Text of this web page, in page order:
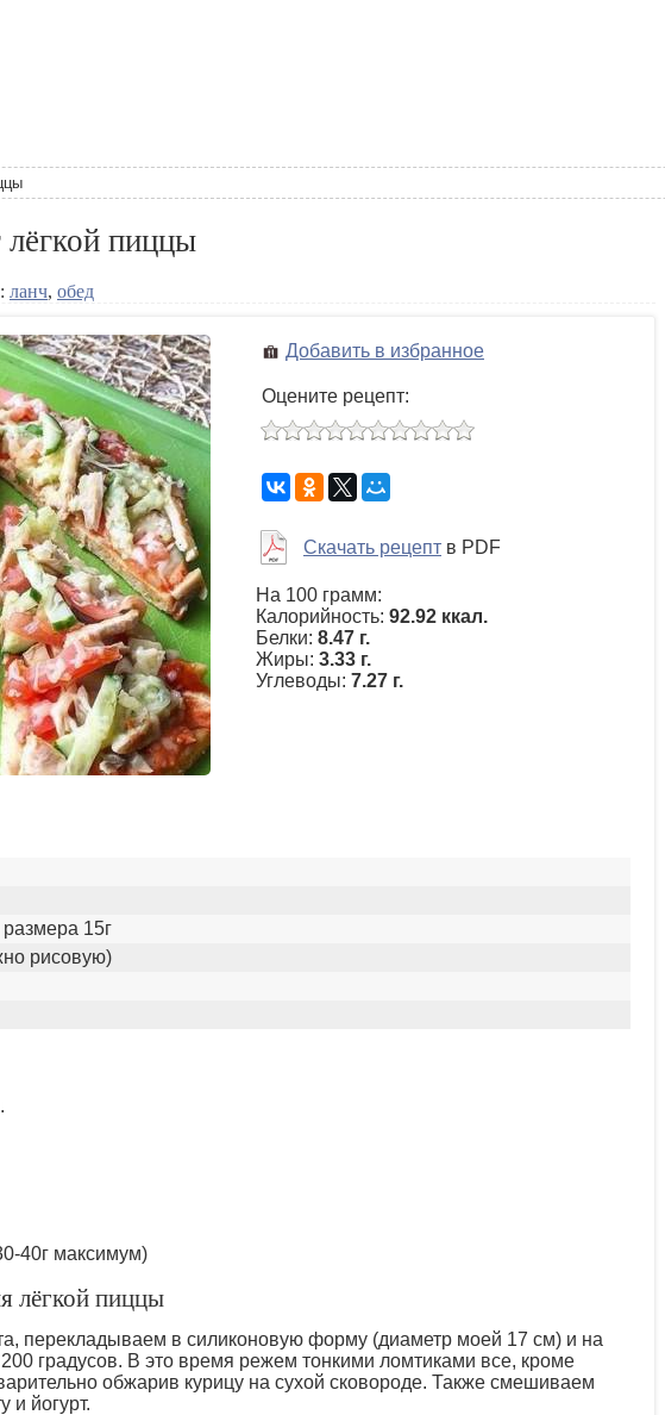
пиццы
ланч, обед
Добавить в избранное
Оцените рецепт:
Скачать рецепт в PDF
На 100 грамм:
Калорийность: 92.92 ккал.
Белки: 8.47 г.
Жиры: 3.33 г.
Углеводы: 7.27 г.
15г
рисовую)
40г максимум)
лёгкой пиццы
перекладываем в силиконовую форму (диаметр моей 17 см) и на
градусов. В это время режем тонкими ломтиками все, кроме
обжарив курицу на сухой сковороде. Также смешиваем
и йогурт.